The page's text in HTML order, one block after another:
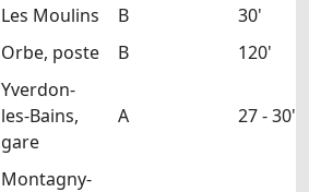
Les Moulins B 30'
Orbe, poste B 120'
Yverdon-
les-Bains,
gare
A 27 - 30'
Montagny-